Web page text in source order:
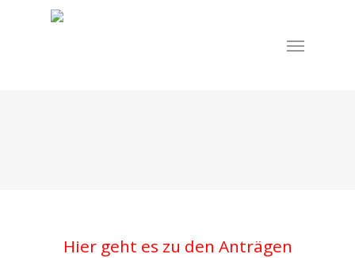
Menu
Hier geht es zu den Anträgen